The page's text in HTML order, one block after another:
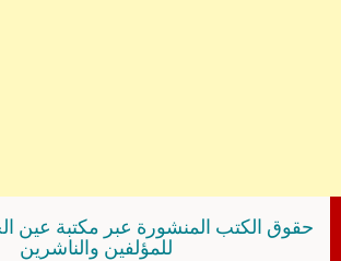
حقوق الكتب المنشورة عبر مكتبة عين
للمؤلفين والناشرين